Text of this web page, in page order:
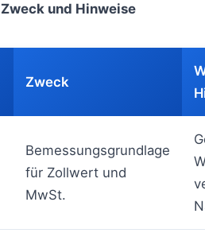
und Hinweise
Zweck
Bemessungsgrundlage
für Zollwert und
MwSt.